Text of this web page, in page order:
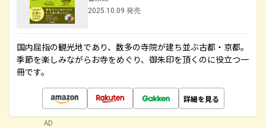
2025.10.09 発売
国内屈指の観光地であり、数多の寺院が建ち並ぶ古都・京都。
季節を楽しみながらお寺をめぐり、御朱印を頂くのに役立つ一
冊です。
詳細を見る
AD